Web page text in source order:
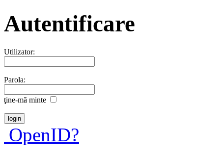
Autentificare
Utilizator:
Parola:
ţine-mã minte
OpenID?